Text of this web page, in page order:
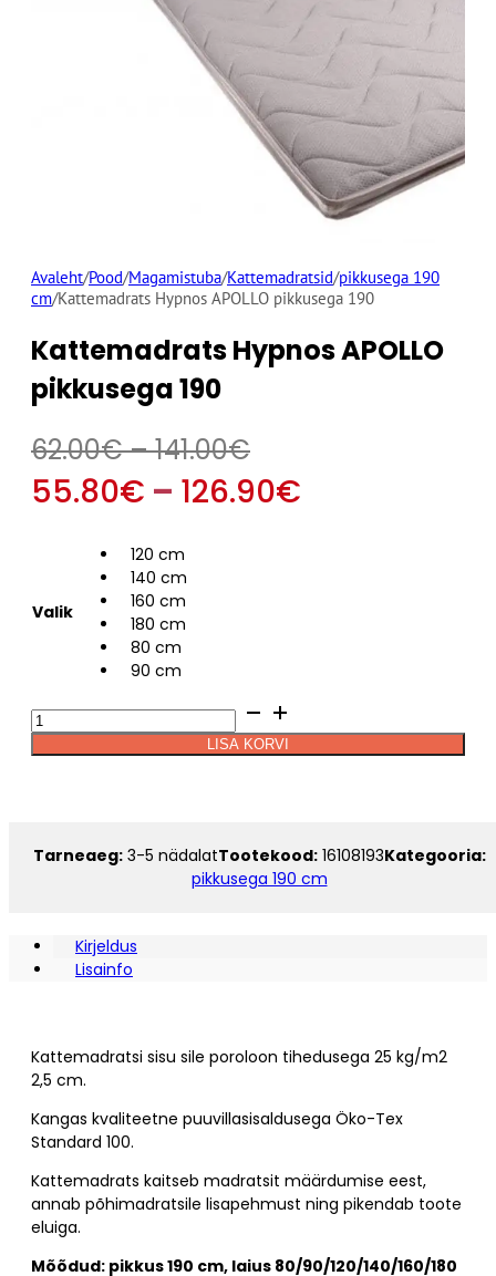
Avaleht/Pood/Magamistuba/Kattemadratsid/pikkusega 190
cm/Kattemadrats Hypnos APOLLO pikkusega 190
Kattemadrats Hypnos APOLLO
pikkusega 190
62.00€–141.00€Hinnavahemik:
62.00€
55.80€ – 126.90€
Valik
120 cm
140 cm
160 cm
180 cm
80 cm
90 cm
Kattemadrats
Hypnos
APOLLO
LISA KORVI
Tarneaeg:3-5 nädalatTootekood: 16108193Kategooria:
pikkusega 190 cm
Kirjeldus
Lisainfo
Kattemadratsi sisu sile poroloon tihedusega 25 kg/m2
2,5 cm.
Kangas kvaliteetne puuvillasisaldusega Öko-Tex
Standard 100.
Kattemadrats kaitseb madratsit määrdumise eest,
annab põhimadratsile lisapehmust ning pikendab toote
eluiga.
Mõõdud: pikkus 190 cm, laius 80/90/120/140/160/180